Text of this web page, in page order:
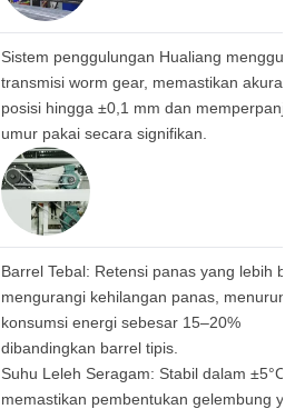
Sistem penggulungan Hualiang
transmisi worm gear, memastikan akurasi
posisi hingga ±0,1 mm dan
umur pakai secara signifikan.
Barrel Tebal: Retensi panas yang lebih
mengurangi kehilangan panas,
konsumsi energi sebesar 15–20%
dibandingkan barrel tipis.
Suhu Leleh Seragam: Stabil dalam ±5°C,
memastikan pembentukan gelembung